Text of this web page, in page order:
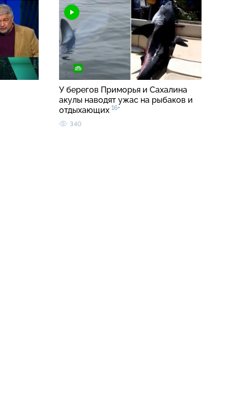
У берегов Приморья и Сахалина
акулы наводят ужас на рыбаков и
отдыхающих 16+
340